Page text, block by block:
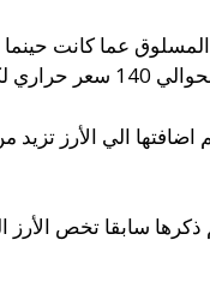
عما كانت
من الكربوهيدرات.
سابقا تخص الأرز